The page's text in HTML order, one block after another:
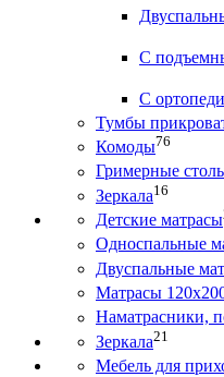
С
С
Тумбы
Комоды76
Гримерные
Зеркала16
Детские матрасы
Односпальные
Двуспальные
Матрасы
Наматрасники,
Зеркала21
Мебель для